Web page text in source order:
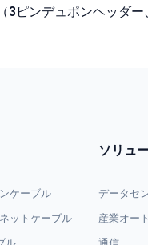
3ピンデュポンヘッダー
ケーブル
ットケーブル
ソリュ
データセ
産業オー